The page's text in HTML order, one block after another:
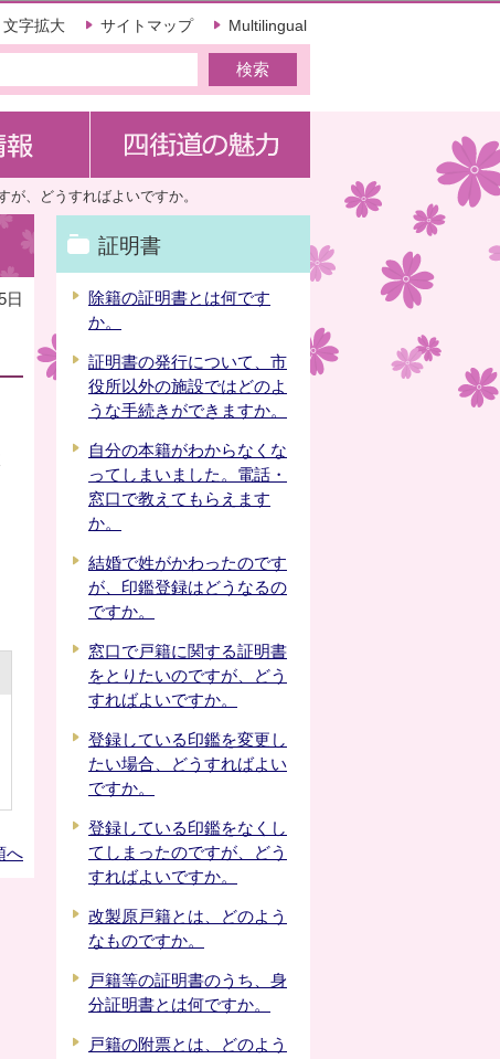
字拡大 サイトマップ Multilingual
、どうすればよいですか。
日
へ
証明書
除籍の証明書とは何です
か。
証明書の発行について、市
役所以外の施設ではどのよ
うな手続きができますか。
自分の本籍がわからなくな
ってしまいました。電話・
窓口で教えてもらえます
か。
結婚で姓がかわったのです
が、印鑑登録はどうなるの
ですか。
窓口で戸籍に関する証明書
をとりたいのですが、どう
すればよいですか。
登録している印鑑を変更し
たい場合、どうすればよい
ですか。
登録している印鑑をなくし
てしまったのですが、どう
すればよいですか。
改製原戸籍とは、どのよう
なものですか。
戸籍等の証明書のうち、身
分証明書とは何ですか。
戸籍の附票とは、どのよう